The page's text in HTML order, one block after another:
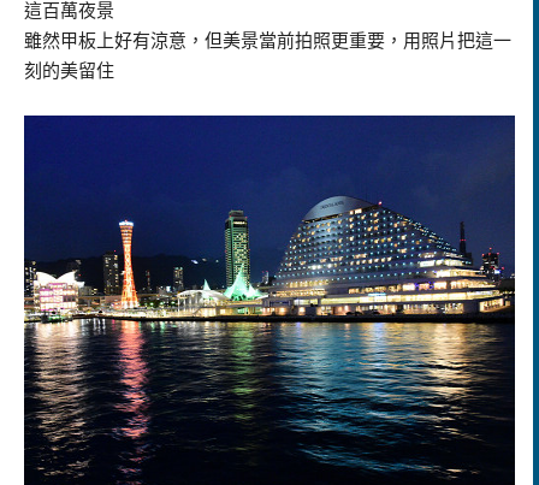
這百萬夜景
雖然甲板上好有涼意，但美景當前拍照更重要，用照片把這一
刻的美留住